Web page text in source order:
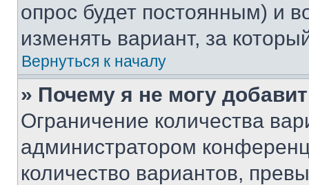
опрос будет постоянным) и
изменять вариант, за
Вернуться к началу
» Почему я не могу
Ограничение количества
администратором
количество вариантов,